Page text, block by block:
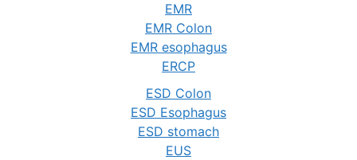
EMR
EMR Colon
EMR esophagus
ERCP
ESD Colon
ESD Esophagus
ESD stomach
EUS